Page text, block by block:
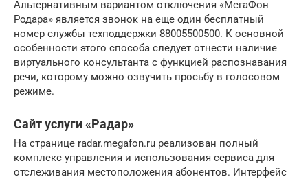
Альтернативным вариантом отключения «МегаФон
Родара» является звонок на еще один бесплатный
номер службы техподдержки 88005500500. К основной
особенности этого способа следует отнести наличие
виртуального консультанта с функцией распознавания
речи, которому можно озвучить просьбу в голосовом
режиме.
Сайт услуги «Радар»
На странице radar.megafon.ru реализован полный
комплекс управления и использования сервиса для
отслеживания местоположения абонентов. Интерфейс